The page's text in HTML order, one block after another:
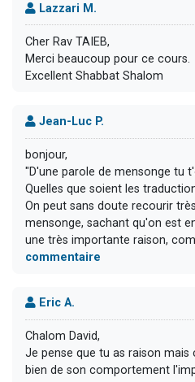
Lazzari M.
Cher Rav TAIEB,
Merci beaucoup pour ce cours.
Excellent Shabbat Shalom
Jean-Luc P.
bonjour,
"D'une parole de mensonge tu
Quelles que soient les
On peut sans doute recourir
mensonge, sachant qu'on est
une très importante raison,
commentaire
Eric A.
Chalom David,
Je pense que tu as raison mais
bien de son comportement